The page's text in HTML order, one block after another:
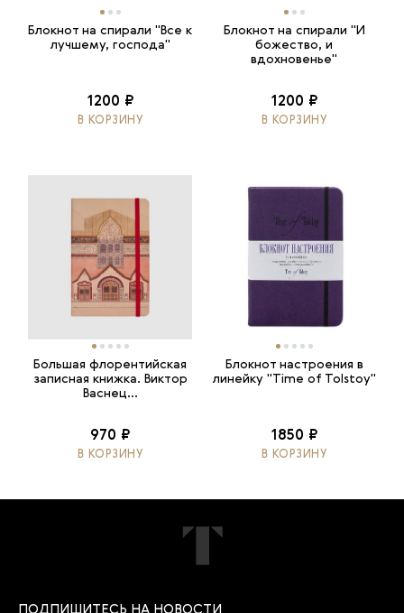
Блокнот на спирали "Все к
лучшему, господа"
1200 ₽
В КОРЗИНУ
Блокнот на спирали "И
божество, и
вдохновенье"
1200 ₽
В КОРЗИНУ
Большая флорентийская
записная книжка. Виктор
Васнец...
970 ₽
В КОРЗИНУ
Блокнот настроения в
линейку "Time of Tolstoy"
1850 ₽
В КОРЗИНУ
ПОДПИШИТЕСЬ НА НОВОСТИ